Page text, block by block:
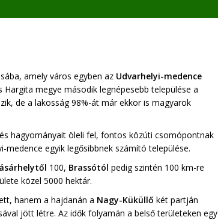
amely város egyben az Udvarhelyi-medence
megye második legnépesebb települése a
de a lakosság 98%-át már ekkor is magyarok
hagyományait öleli fel, fontos közúti csomópontnak
medence egyik legősibbnek számító települése.
100, Brassótól pedig szintén 100 km-re
közel 5000 hektár.
hanem a hajdanán a Nagy-Küküllő két partján
jött létre. Az idők folyamán a belső területeken egy